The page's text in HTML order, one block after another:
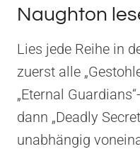
Naughton
Lies jede Reihe in
zuerst alle
„Eternal
dann „Deadly
unabhängig